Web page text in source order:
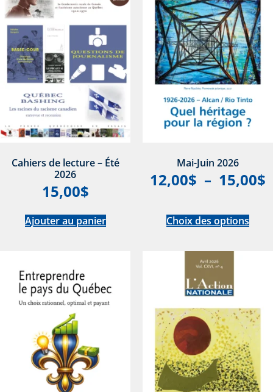
Cahiers de lecture – Été
2026
15,00$
Ajouter au panier
Mai-Juin 2026
12,00$ – 15,00$
Choix des options